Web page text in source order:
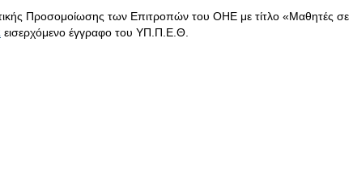
Προσομοίωσης των Επιτροπών του ΟΗΕ με τίτλο «Μαθητές
εισερχόμενο έγγραφο του ΥΠ.Π.Ε.Θ.